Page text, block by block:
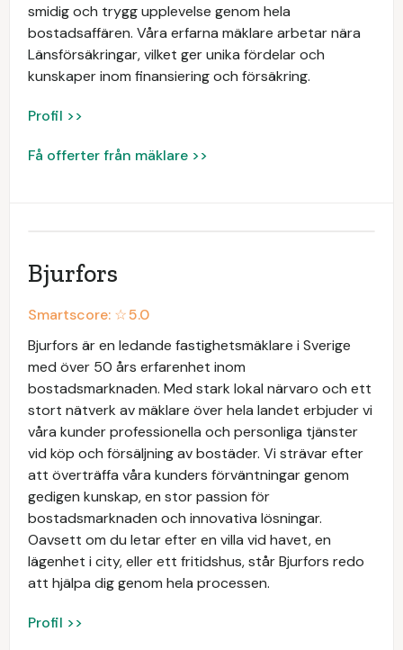
smidig och trygg upplevelse genom hela
bostadsaffären. Våra erfarna mäklare arbetar nära
Länsförsäkringar, vilket ger unika fördelar och
kunskaper inom finansiering och försäkring.
Profil >>
Få offerter från mäklare >>
Bjurfors
Smartscore: ☆5.0
Bjurfors är en ledande fastighetsmäklare i Sverige
med över 50 års erfarenhet inom
bostadsmarknaden. Med stark lokal närvaro och ett
stort nätverk av mäklare över hela landet erbjuder vi
våra kunder professionella och personliga tjänster
vid köp och försäljning av bostäder. Vi strävar efter
att överträffa våra kunders förväntningar genom
gedigen kunskap, en stor passion för
bostadsmarknaden och innovativa lösningar.
Oavsett om du letar efter en villa vid havet, en
lägenhet i city, eller ett fritidshus, står Bjurfors redo
att hjälpa dig genom hela processen.
Profil >>